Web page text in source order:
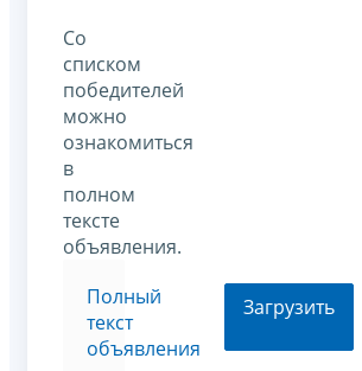
Со
списком
победителей
можно
ознакомиться
в
полном
тексте
объявления.
Полный
текст
объявления
Загрузить